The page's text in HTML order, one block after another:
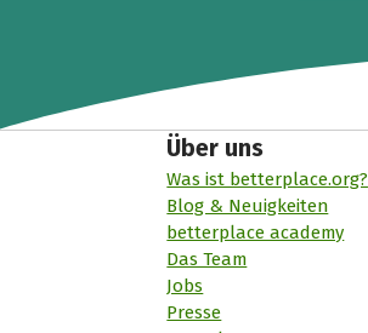
Über uns
Was ist betterplace.org?
Blog & Neuigkeiten
betterplace academy
Das Team
Jobs
Presse